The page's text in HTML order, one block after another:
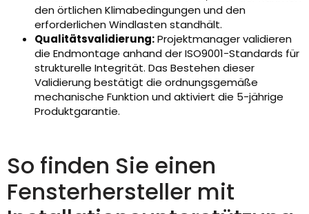
den örtlichen Klimabedingungen und den
erforderlichen Windlasten standhält.
Qualitätsvalidierung:Projektmanager validieren
die Endmontage anhand der ISO9001-Standards für
strukturelle Integrität. Das Bestehen dieser
Validierung bestätigt die ordnungsgemäße
mechanische Funktion und aktiviert die 5-jährige
Produktgarantie.
So finden Sie einen
Fensterhersteller mit